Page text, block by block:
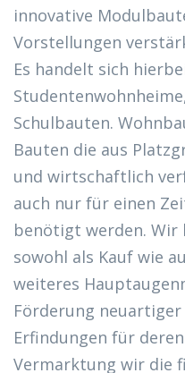
innovative
Vorstellungen
Es handelt sich
Schulbauten.
Bauten die aus
und wirtschaftlich
auch nur für einen
benötigt werden. Wir
sowohl als Kauf wie
weiteres
Förderung
Erfindungen für
Vermarktung wir die